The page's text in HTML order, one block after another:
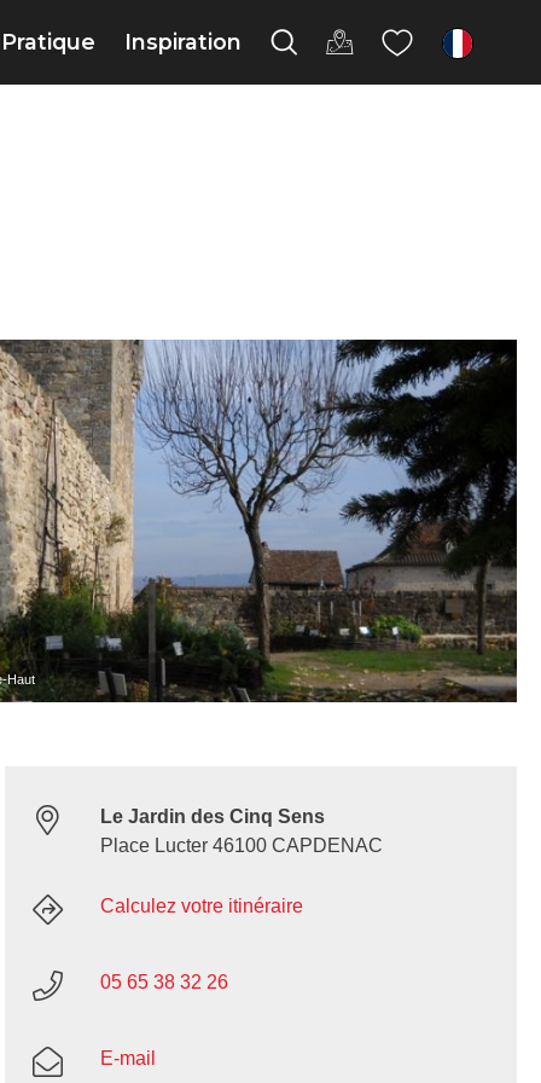
Pratique Inspiration fr
Haut
Le Jardin des Cinq Sens
Place Lucter 46100 CAPDENAC
Calculez votre itinéraire
05 65 38 32 26
E-mail